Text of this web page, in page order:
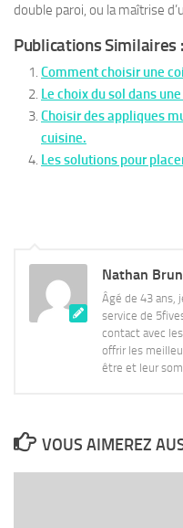
double paroi, ou la maîtrise
Publications Similaires :
Comment choisir une
Le choix du sol dans
Choisir des appliques
cuisine.
Les solutions pour
Nathan Brun
Âgé de 43 ans,
service de
contact avec
offrir les
être et leur
VOUS AIMEREZ